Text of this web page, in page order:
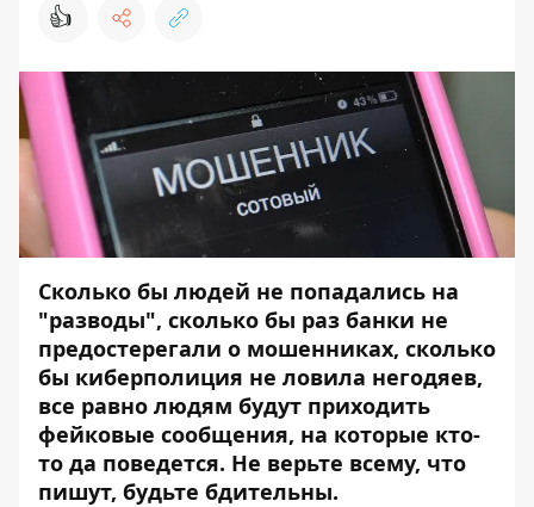
👍
Сколько бы людей не попадались на
"разводы", сколько бы раз банки не
предостерегали о мошенниках, сколько
бы киберполиция не ловила негодяев,
все равно людям будут приходить
фейковые сообщения, на которые кто-
то да поведется. Не верьте всему, что
пишут, будьте бдительны.